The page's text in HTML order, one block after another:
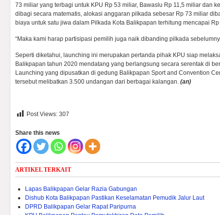
73 miliar yang terbagi untuk KPU Rp 53 miliar, Bawaslu Rp 11,5 miliar dan
dibagi secara matematis, alokasi anggaran pilkada sebesar Rp 73 miliar
biaya untuk satu jiwa dalam Pilkada Kota Balikpapan terhitung mencapai
“Maka kami harap partisipasi pemilih juga naik dibanding pilkada
Seperti diketahui, launching ini merupakan pertanda pihak KPU siap
Balikpapan tahun 2020 mendatang yang berlangsung secara serentak di
Launching yang dipusatkan di gedung Balikpapan Sport and Convention
tersebut melibatkan 3.500 undangan dari berbagai kalangan. (an)
Post Views: 307
Share this news
ARTIKEL TERKAIT
Lapas Balikpapan Gelar Razia Gabungan
Dishub Kota Balikpapan Pastikan Keselamatan Pemudik Jalur Laut
DPRD Balikpapan Gelar Rapat Paripurna